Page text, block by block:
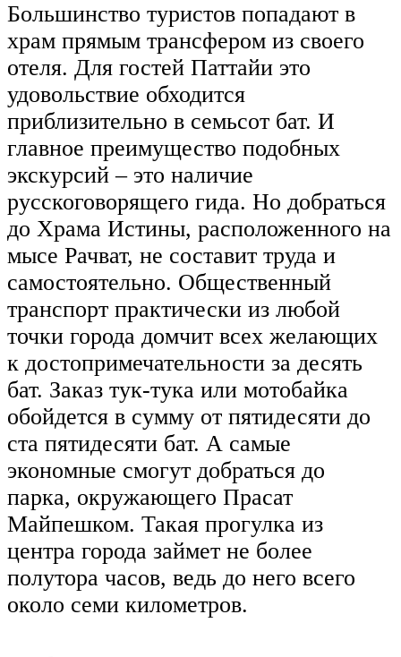
Большинство туристов попадают в
храм прямым трансфером из своего
отеля. Для гостей Паттайи это
удовольствие обходится
приблизительно в семьсот бат. И
главное преимущество подобных
экскурсий – это наличие
русскоговорящего гида. Но добраться
до Храма Истины, расположенного на
мысе Рачват, не составит труда и
самостоятельно. Общественный
транспорт практически из любой
точки города домчит всех желающих
к достопримечательности за десять
бат. Заказ тук-тука или мотобайка
обойдется в сумму от пятидесяти до
ста пятидесяти бат. А самые
экономные смогут добраться до
парка, окружающего Прасат
Майпешком. Такая прогулка из
центра города займет не более
полутора часов, ведь до него всего
около семи километров.